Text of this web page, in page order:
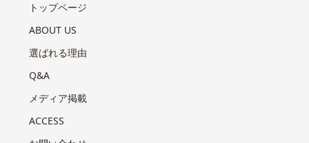
トップページ
ABOUT US
選ばれる理由
Q&A
メディア掲載
ACCESS